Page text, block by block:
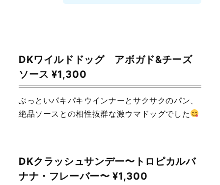
DKワイルドドッグ アボガド&チーズ
ソース ¥1,300
ぶっといパキパキウインナーとサクサクのパン、
絶品ソースとの相性抜群な激ウマドッグでした
DKクラッシュサンデー〜トロピカルバ
ナナ・フレーバー〜 ¥1,300